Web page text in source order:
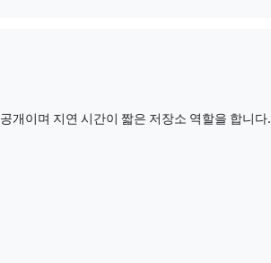
개이며 지연 시간이 짧은 저장소 역할을 합니다.